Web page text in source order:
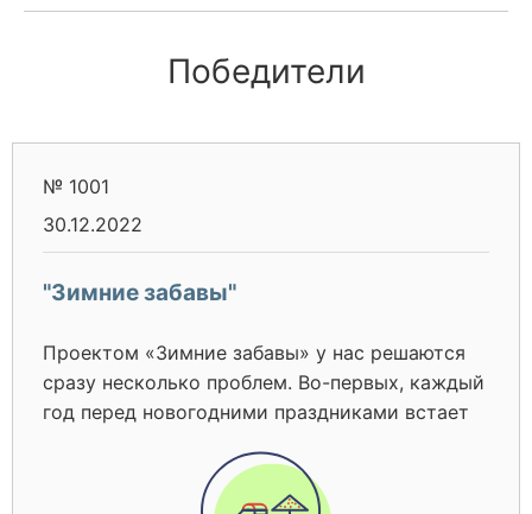
Победители
№ 1001
30.12.2022
"Зимние забавы"
Проектом «Зимние забавы» у нас решаются
сразу несколько проблем. Во-первых, каждый
год перед новогодними праздниками встает
искусственной ели в администрации не
имеется, а приобрести уличную